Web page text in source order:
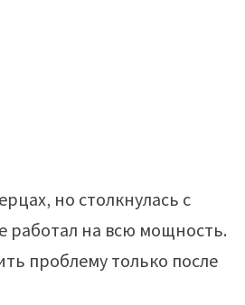
но столкнулась с
работал на всю мощность.
проблему только после